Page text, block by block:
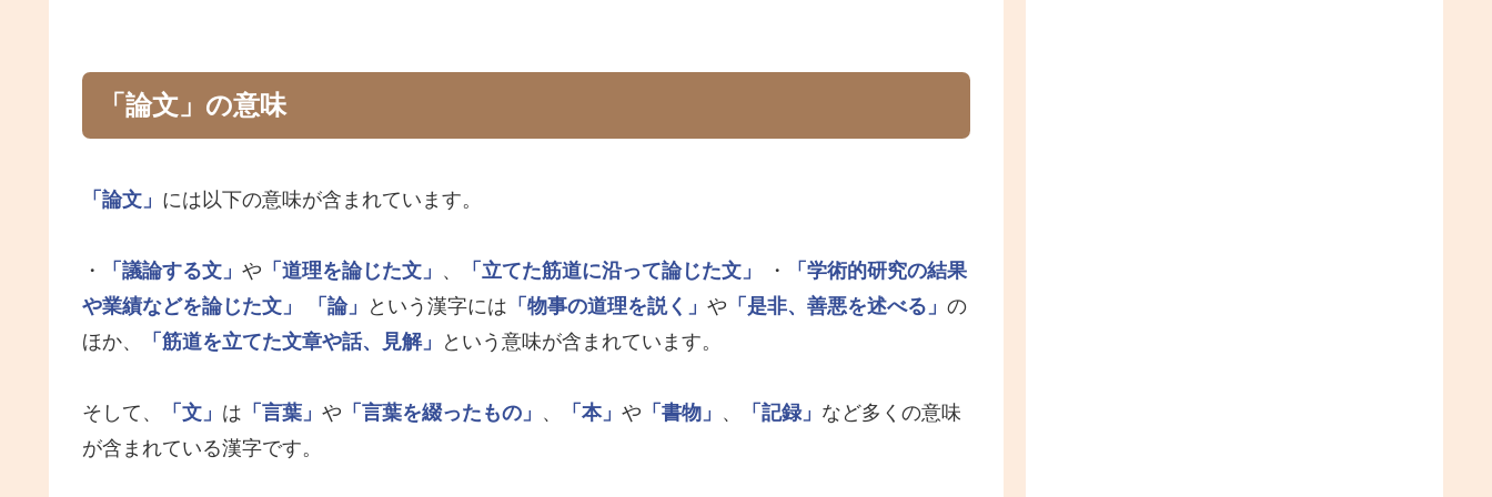
「論文」の意味
「論文」 には以下の意味が含まれています。
・ 「議論する文」 や 「道理を論じた文」 、 「立てた筋道に沿って論じた文」 ・
「学術的研究の結果
や業績などを論じた文」
「論」 という漢字には 「物事の道理を説く」 や 「是非、善悪を述べる」 の
ほか、
「筋道を立てた文章や話、見解」 という意味が含まれています。
そして、 「文」 は 「言葉」 や 「言葉を綴ったもの」 、 「本」 や 「書物」 、 「記録」 など多くの意味
が含まれている漢字です。